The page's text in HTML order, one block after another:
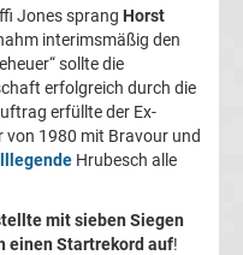
Jones sprang Horst
interimsmäßig den
sollte die
erfolgreich durch die
erfüllte der Ex-
von 1980 mit Bravour und
Hrubesch alle
mit sieben Siegen
einen Startrekord auf!